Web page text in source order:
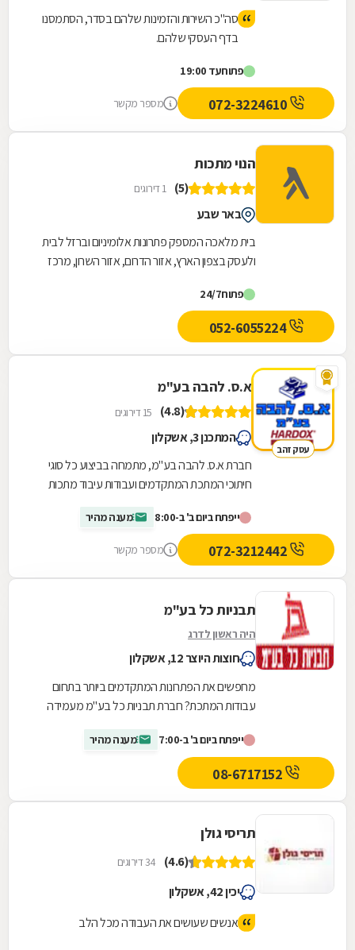
סה"כ השירות והזמינות שלהם בסדר, הסתמסנו
בדף העסקי שלהם.
פתוחעד 19:00
מספר מקשר
הנוי מתכות
(5) 1 דירוגים
באר שבע
בית מלאכה המספק פתרונות אלומיניום וברזל לבית
ולעסק בצפון הארץ, אזור הדרום, אזור השרון, מרכז
בשטח...
פתוח24/7
052-6055224
עסק זהב
א.ס. להבה בע"מ
(4.8) 15 דירוגים
המתכנן 3, אשקלון
חברת א.ס. להבה בע"מ, מתמחה בביצוע כל סוגי
חיתוכי המתכת המתקדמים ועבודות עיבוד מתכות
מגוון לקוחות...
ייפתח ביום ב' ב-8:00 מענה מהיר
מספר מקשר
תבניות כל בע"מ
היה ראשון לדרג
חוצות היוצר 12, אשקלון
מחפשים את הפתרונות המתקדמים ביותר בתחום
עבודות המתכת? חברת תבניות כל בע"מ מעמידה
ריתוך, ערגול,...
ייפתח ביום ב' ב-7:00 מענה מהיר
תריסי גולן
(4.6) 34 דירוגים
יכין 42, אשקלון
אנשים שעושים את העבודה מכל הלב